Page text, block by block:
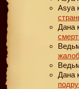
Asya
Дана
жалоб
Дана